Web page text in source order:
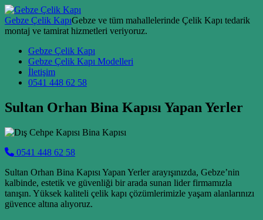
Skip to content
Gebze Çelik KapıGebze ve tüm mahallelerinde Çelik Kapı tedarik
montaj ve tamirat hizmetleri veriyoruz.
Main Navigation
Gebze Çelik Kapı
Gebze Çelik Kapı Modelleri
İletişim
0541 448 62 58
Sultan Orhan Bina Kapısı Yapan Yerler
0541 448 62 58
Sultan Orhan Bina Kapısı Yapan Yerler arayışınızda, Gebze’nin
kalbinde, estetik ve güvenliği bir arada sunan lider firmamızla
tanışın. Yüksek kaliteli çelik kapı çözümlerimizle yaşam alanlarınızı
güvence altına alıyoruz.